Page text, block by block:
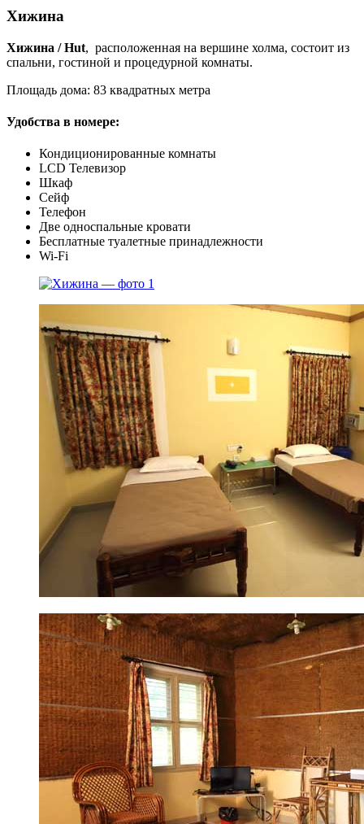
Хижина
Хижина / Hut, расположенная на вершине холма, состоит из
спальни, гостиной и процедурной комнаты.
Площадь дома: 83 квадратных метра
Удобства в номере:
Кондиционированные комнаты
LCD Телевизор
Шкаф
Сейф
Телефон
Две односпальные кровати
Бесплатные туалетные принадлежности
Wi-Fi